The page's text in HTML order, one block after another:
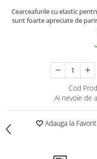
Cearceafurile cu elastic
sunt foarte apreciate de
Cod
Ai nevoie de
Adauga la